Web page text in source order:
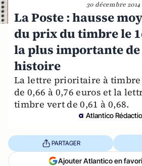
30 décembre 2014
La Poste : hausse
du prix du timbre le
la plus importante de
histoire
La lettre prioritaire à timbre
de 0,66 à 0,76 euros et la
timbre vert de 0,61 à 0,68.
Atlantico
PARTAGER
Ajouter Atlantico en